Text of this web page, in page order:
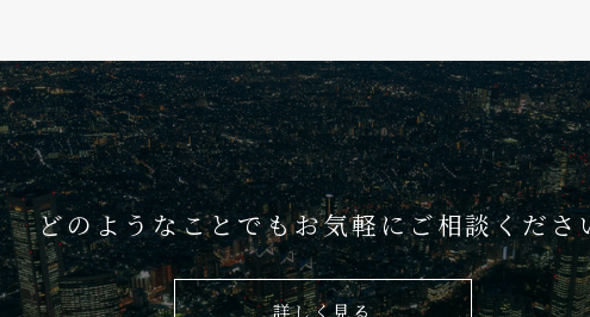
どのようなことでもお気軽にご相談くださ
詳しく見る